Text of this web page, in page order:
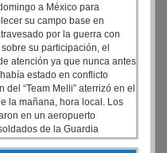
a México para
su campo base en
por la guerra con
su participación, el
atención ya que nunca antes
estado en conflicto
“Team Melli” aterrizó en el
la mañana, hora local. Los
en un aeropuerto
de la Guardia